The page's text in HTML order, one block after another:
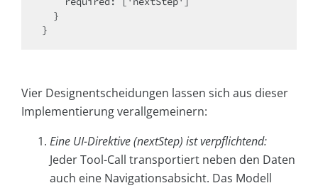
Vier Designentscheidungen lassen sich aus dieser
Implementierung verallgemeinern:
Eine UI-Direktive (nextStep) ist verpflichtend:
Jeder Tool-Call transportiert neben den Daten
auch eine Navigationsabsicht. Das Modell